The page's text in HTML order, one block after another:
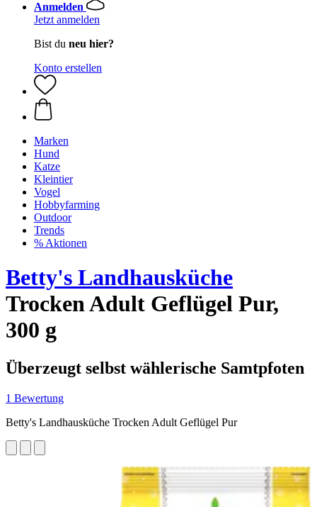
Anmelden
Jetzt anmelden
Bist du neu hier?
Konto erstellen
Marken
Hund
Katze
Kleintier
Vogel
Hobbyfarming
Outdoor
Trends
% Aktionen
Betty's Landhausküche
Trocken Adult Geflügel Pur,
300 g
Überzeugt selbst wählerische Samtpfoten
1 Bewertung
Betty's Landhausküche Trocken Adult Geflügel Pur